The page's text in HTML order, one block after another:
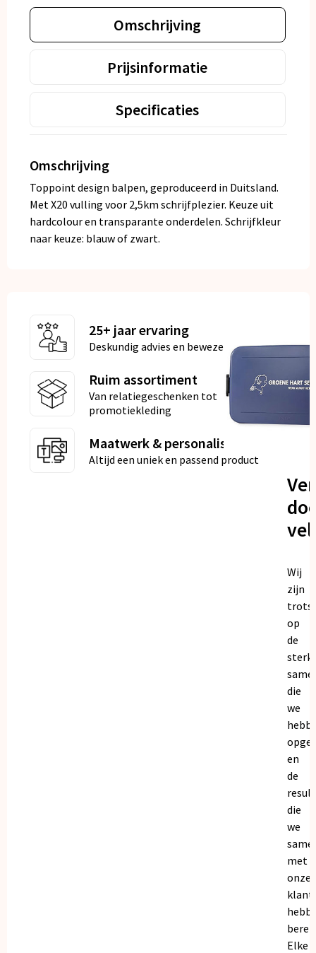
Omschrijving
Prijsinformatie
Specificaties
Omschrijving
Toppoint design balpen, geproduceerd in Duitsland.
Met X20 vulling voor 2,5km schrijfplezier. Keuze uit
hardcolour en transparante onderdelen. Schrijfkleur
naar keuze: blauw of zwart.
25+ jaar ervaring
Deskundig advies en bewezen kwaliteit
Ruim assortiment
Van relatiegeschenken tot
promotiekleding
Maatwerk & personalisatie
Altijd een uniek en passend product
Wij
zijn
trots
op
de
die
we
en
de
die
we
met
onze
Elke